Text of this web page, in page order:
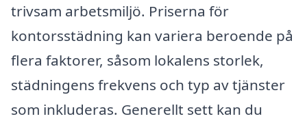
trivsam arbetsmiljö. Priserna för
kontorsstädning kan variera beroende på
flera faktorer, såsom lokalens storlek,
städningens frekvens och typ av tjänster
som inkluderas. Generellt sett kan du